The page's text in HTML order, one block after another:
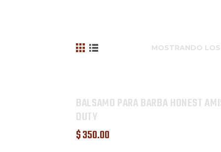
MOSTRANDO
BALSAMO PARA BARBA HONEST
DUTY
$350.00